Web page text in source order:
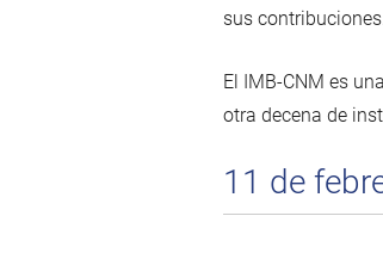
sus
El IMB-CNM es
otra decena de
11 de